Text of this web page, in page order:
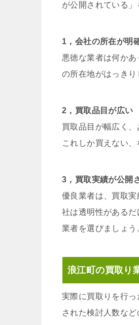
が公開されている」
1，会社の所在が明
悪徳な業者は何か
の所在地がはっきり
2，買取品目が広い
買取品目が幅広く
これしか買えない
3，買取実績が公開
優良業者は、買取
社は透明性がある
業者を選びましょう
浪江町の買取り
実際に買取りを行
された検討人数な